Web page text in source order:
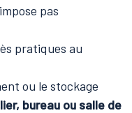
pas
pratiques au
ou le stockage
bureau ou salle de